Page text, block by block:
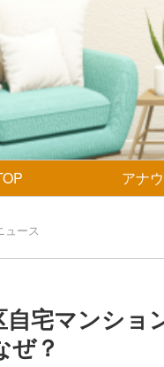
アナ
ュース
自宅マンショ
ぜ？